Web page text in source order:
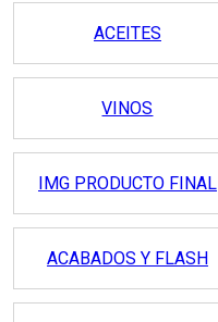
ACEITES
VINOS
IMG PRODUCTO FINAL
ACABADOS Y FLASH